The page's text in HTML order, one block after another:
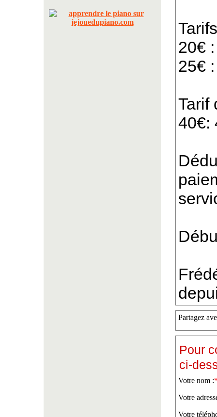
20€
25€
Tarif
40€:
Partagez
Pour
ci-
Votre nom :
Votre
Votre